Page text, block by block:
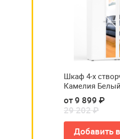
Шкаф 4-х
Камелия
от 9 899 ₽
29 202 ₽
Добавить